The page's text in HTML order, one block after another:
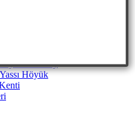
Aksaray
Höyük